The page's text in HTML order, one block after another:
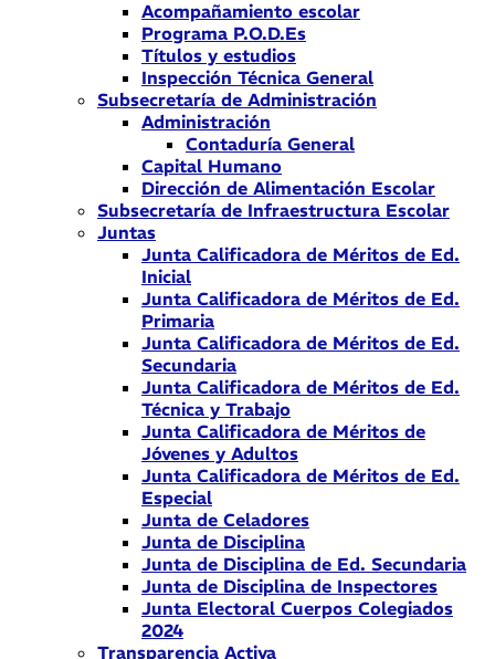
Acompañamiento escolar
Programa P.O.D.Es
Títulos y estudios
Inspección Técnica General
Subsecretaría de Administración
Administración
Contaduría General
Capital Humano
Dirección de Alimentación Escolar
Subsecretaría de Infraestructura Escolar
Juntas
Junta Calificadora de Méritos de Ed.
Inicial
Junta Calificadora de Méritos de Ed.
Primaria
Junta Calificadora de Méritos de Ed.
Secundaria
Junta Calificadora de Méritos de Ed.
Técnica y Trabajo
Junta Calificadora de Méritos de
Jóvenes y Adultos
Junta Calificadora de Méritos de Ed.
Especial
Junta de Celadores
Junta de Disciplina
Junta de Disciplina de Ed. Secundaria
Junta de Disciplina de Inspectores
Junta Electoral Cuerpos Colegiados
2024
Transparencia Activa